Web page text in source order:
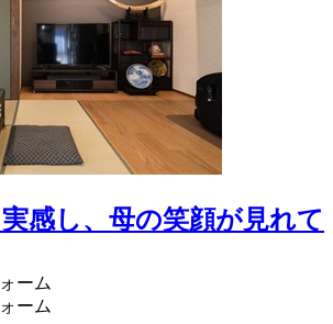
感し、母の笑顔が見れて
ーム
ーム